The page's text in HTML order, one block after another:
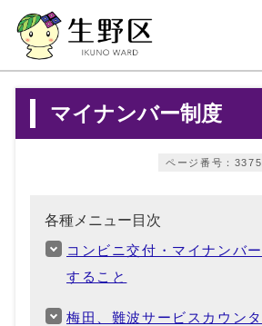
マイナンバー制度
ページ番号：
各種メニュー目次
コンビニ交付・マイナンバ
すること
梅田、難波サービスカウン